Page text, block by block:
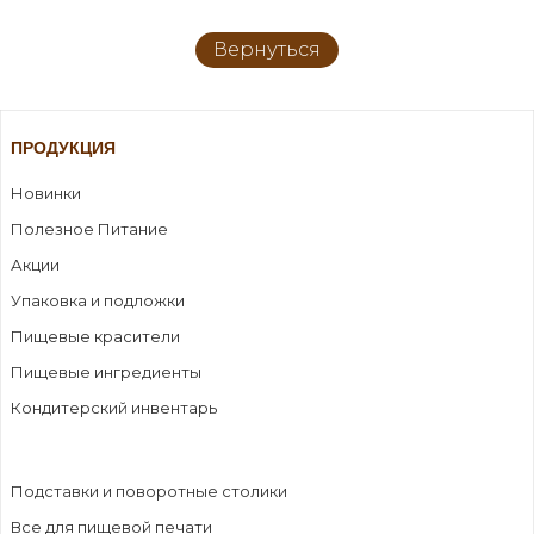
Вернуться
ПРОДУКЦИЯ
Новинки
Полезное Питание
Акции
Упаковка и подложки
Пищевые красители
Пищевые ингредиенты
Кондитерский инвентарь
Подставки и поворотные столики
Все для пищевой печати